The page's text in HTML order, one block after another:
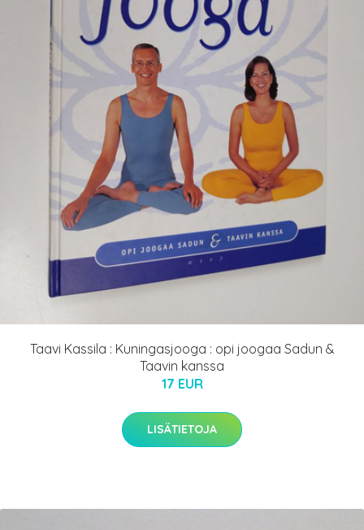
Taavi Kassila : Kuningasjooga : opi joogaa Sadun &
Taavin kanssa
17 EUR
LISÄTIETOJA